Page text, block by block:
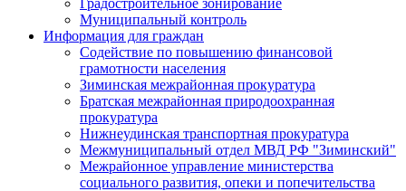
Градостроительное зонирование
Муниципальный контроль
Информация для граждан
Содействие по повышению финансовой
грамотности населения
Зиминская межрайонная прокуратура
Братская межрайонная природоохранная
прокуратура
Нижнеудинская транспортная прокуратура
Межмуниципальный отдел МВД РФ "Зиминский"
Межрайонное управление министерства
социального развития, опеки и попечительства